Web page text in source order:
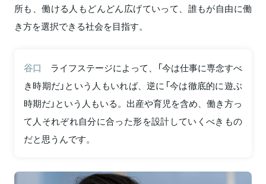
所も、働ける人もどんどん広げていって、誰もが自由に働
き方を選択できる社会を目指す。
谷口
ライフステージによって、「今は仕事に専念すべ
き時期だ」という人もいれば、逆に「今は徹底的に遊ぶ
時期だ」という人もいる。出産や育児を含め、働き方っ
て人それぞれ自分に合った形を設計していくべきもの
だと思うんです。